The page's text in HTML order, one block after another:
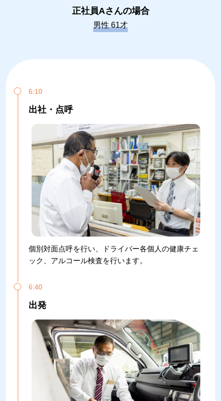
正社員Aさんの場合
男性 61才
6:10
出社・点呼
個別対面点呼を行い、ドライバー各個人の健康チェ
ック、アルコール検査を行います。
6:40
出発